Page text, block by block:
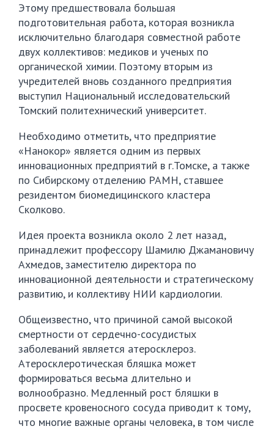
Этому предшествовала большая
подготовительная работа, которая возникла
исключительно благодаря совместной работе
двух коллективов: медиков и ученых по
органической химии. Поэтому вторым из
учредителей вновь созданного предприятия
выступил Национальный исследовательский
Томский политехнический университет.
Необходимо отметить, что предприятие
«Нанокор» является одним из первых
инновационных предприятий в г.Томске, а также
по Сибирскому отделению РАМН, ставшее
резидентом биомедицинского кластера
Сколково.
Идея проекта возникла около 2 лет назад,
принадлежит профессору Шамилю Джамановичу
Ахмедов, заместителю директора по
инновационной деятельности и стратегическому
развитию, и коллективу НИИ кардиологии.
Общеизвестно, что причиной самой высокой
смертности от сердечно-сосудистых
заболеваний является атеросклероз.
Атеросклеротическая бляшка может
формироваться весьма длительно и
волнообразно. Медленный рост бляшки в
просвете кровеносного сосуда приводит к тому,
что многие важные органы человека, в том числе